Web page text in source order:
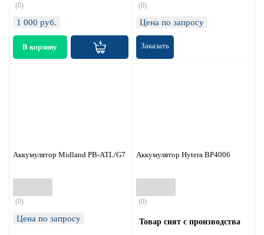
(0)
1 000 руб.
(0)
Цена по запросу
Заказать
Аккумулятор Midland PB-ATL/G7
(0)
Цена по запросу
Аккумулятор Hytera BP4006
(0)
Товар снят с производства